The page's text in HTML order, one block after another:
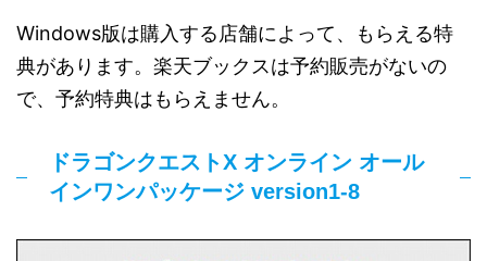
Windows版は購入する店舗によって、もらえる特
典があります。楽天ブックスは予約販売がないの
で、予約特典はもらえません。
ドラゴンクエストX オンライン オール
インワンパッケージ version1-8